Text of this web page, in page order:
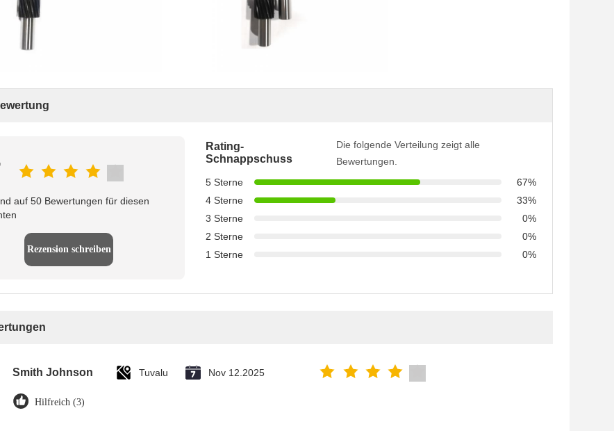
auf 50 Bewertungen für diesen
Rezension schreiben
Rating-
Schnappschuss
Die folgende Verteilung zeigt alle
Bewertungen.
5 Sterne
67%
4 Sterne
33%
3 Sterne
0%
2 Sterne
0%
1 Sterne
0%
Smith Johnson Tuvalu Nov 12.2025
Hilfreich (3)